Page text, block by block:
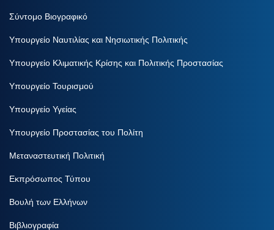
Σύντομο Βιογραφικό
Υπουργείο Ναυτιλίας και Νησιωτικής Πολιτικής
Υπουργείο Κλιματικής Κρίσης και Πολιτικής Προστασίας
Υπουργείο Τουρισμού
Υπουργείο Υγείας
Υπουργείο Προστασίας του Πολίτη
Μεταναστευτική Πολιτική
Εκπρόσωπος Τύπου
Βουλή των Ελλήνων
Βιβλιογραφία